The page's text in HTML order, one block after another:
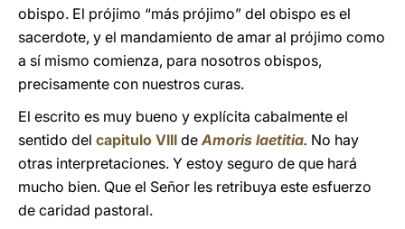
obispo. El prójimo “más prójimo” del obispo es el
sacerdote, y el mandamiento de amar al prójimo como
a sí mismo comienza, para nosotros obispos,
precisamente con nuestros curas.
El escrito es muy bueno y explícita cabalmente el
sentido del capitulo VIII de Amoris laetitia. No hay
otras interpretaciones. Y estoy seguro de que hará
mucho bien. Que el Señor les retribuya este esfuerzo
de caridad pastoral.